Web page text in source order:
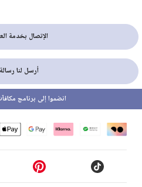
الإتصال بخدمة
أرسل لنا رسالة
انضموا إلى برنامج